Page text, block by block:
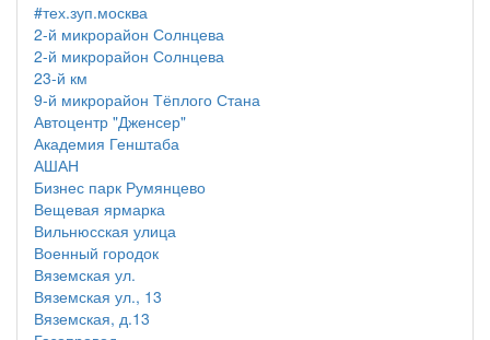
#тех.зуп.москва
2-й микрорайон Солнцева
2-й микрорайон Солнцева
23-й км
9-й микрорайон Тёплого Стана
Автоцентр "Дженсер"
Академия Генштаба
АШАН
Бизнес парк Румянцево
Вещевая ярмарка
Вильнюсская улица
Военный городок
Вяземская ул.
Вяземская ул., 13
Вяземская, д.13